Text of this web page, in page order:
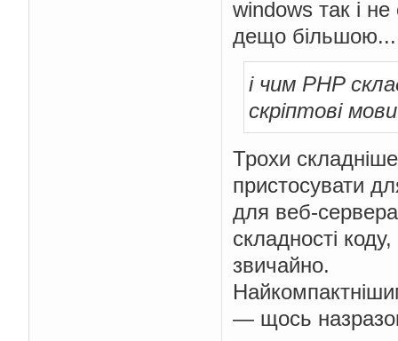
windows так і
дещо більшою...
i чим PHP
скрiптовi
Трохи
пристосувати
для веб-
складності
звичайно.
— щось